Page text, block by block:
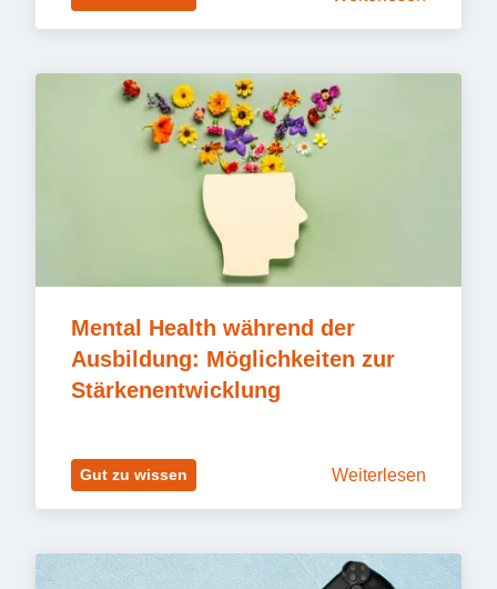
Mental Health während der
Ausbildung: Möglichkeiten zur
Stärkenentwicklung
Gut zu wissen Weiterlesen